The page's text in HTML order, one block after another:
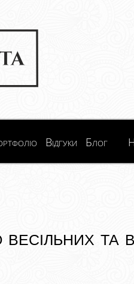
Відгуки Блог
та